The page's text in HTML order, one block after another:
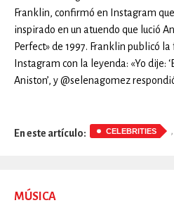
Franklin, confirmó en Instagram
inspirado en un atuendo que lució
Perfect» de 1997. Franklin publicó
Instagram con la leyenda: «Yo dije:
Aniston’, y @selenagomez respondió
En este artículo: CELEBRITIES ,
MÚSICA